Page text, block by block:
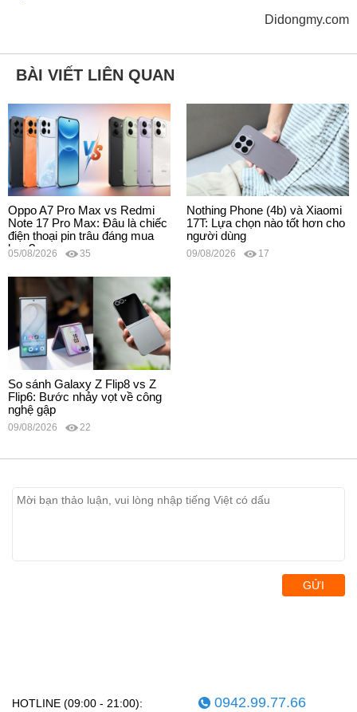
Didongmy.com
BÀI VIẾT LIÊN QUAN
Oppo A7 Pro Max vs Redmi
Note 17 Pro Max: Đâu là chiếc
điện thoại pin trâu đáng mua
hơn?
05/08/2026 35
Nothing Phone (4b) và Xiaomi
17T: Lựa chọn nào tốt hơn cho
người dùng
09/08/2026 17
So sánh Galaxy Z Flip8 vs Z
Flip6: Bước nhảy vọt về công
nghệ gập
09/08/2026 22
GỬI
HOTLINE (09:00 - 21:00): 0942.99.77.66